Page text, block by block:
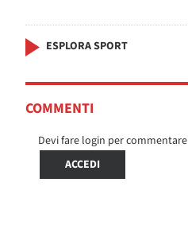
ESPLORA SPORT
COMMENTI
Devi fare login per commentare
ACCEDI